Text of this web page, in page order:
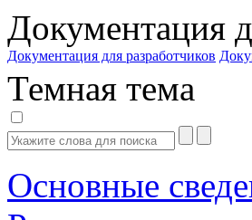
Документация
Документация для разработчиков
Темная тема
Основные